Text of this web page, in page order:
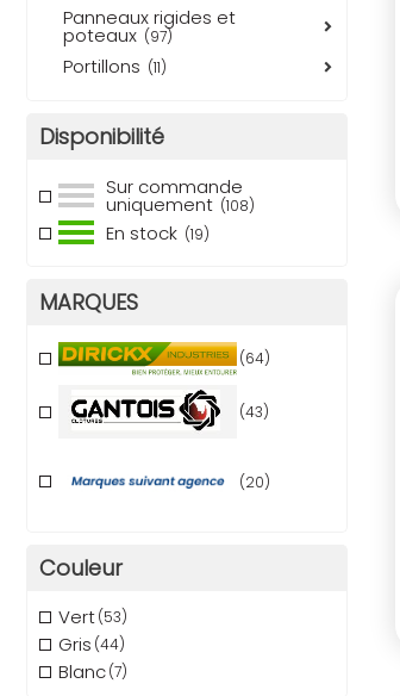
panneaux rigides et
poteaux (97)
portillons (11)
Disponibilité
Sur commande
uniquement (108)
En stock (19)
MARQUES
(64)
(43)
(20)
Couleur
Vert(53)
Gris (44)
Blanc(7)